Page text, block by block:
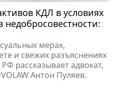
допустима
защитников
Москвы Волошина
Союза адвокатов России, член
"Гильдия российских